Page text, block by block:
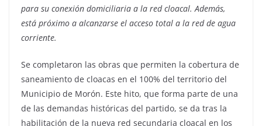
para su conexión domiciliaria a la red cloacal. Además,
está próximo a alcanzarse el acceso total a la red de agua
corriente.
Se completaron las obras que permiten la cobertura de
saneamiento de cloacas en el 100% del territorio del
Municipio de Morón. Este hito, que forma parte de una
de las demandas históricas del partido, se da tras la
habilitación de la nueva red secundaria cloacal en los